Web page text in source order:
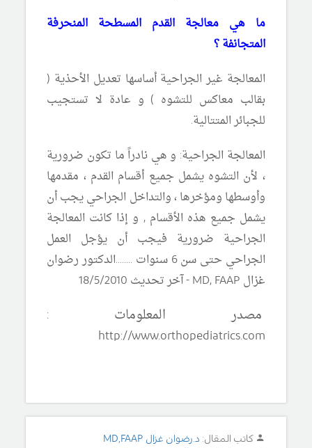
ما هي معالجة القدم المسطحة المنحرفة
المتجانفة ؟
المعالجة غير الجراحية أساسها تعديل الأحذية (
بقالب معاكس للتشوه ) و عادة لا تستجيب
للجبائر المتتالية.
المعالجة الجراحية: و هي نادراً ما تكون ضرورية
، لأن التشوه يشمل جميع أقسام القدم ، مقدمها
وأوسطها ومؤخرها ، والتداخل الجراحي يجب أن
يشمل جميع هذه الأقسام , و إذا كانت المعالجة
الجراحية ضرورية فيجب أن يؤجل العمل
الجراحي حتى سن 6 سنوات ....
....الدكتور رضوان
غزال
آخر تحديث 18/5/2010
مصدر المعلومات :
http://www.orthopediatrics.com
كاتب المقال: د.رضوان غزال MD,FAAP